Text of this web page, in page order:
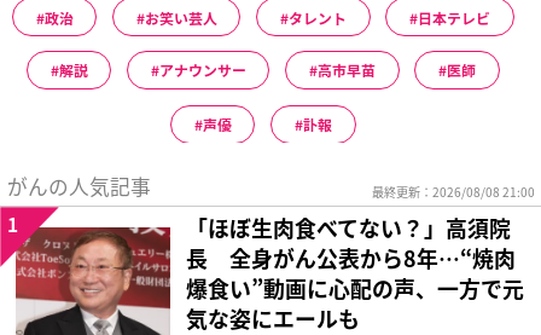
政治 お笑い芸人 タレント 日本テレビ
解説 アナウンサー 高市早苗 医師
声優 訃報
がんの人気記事 最終更新：2026/08/08 21:00
「ほぼ生肉食べてない？」高須院
長 全身がん公表から8年…“焼肉
爆食い”動画に心配の声、一方で元
気な姿にエールも
1